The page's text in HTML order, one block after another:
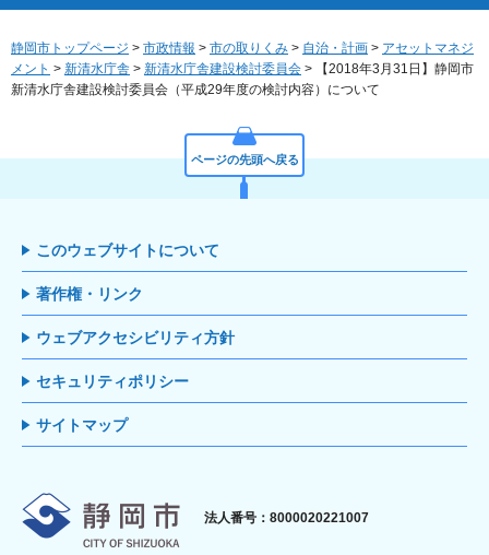
静岡市トップページ > 市政情報 > 市の取りくみ > 自治・計画 > アセットマネジ
メント > 新清水庁舎 > 新清水庁舎建設検討委員会 > 【2018年3月31日】静岡市
新清水庁舎建設検討委員会（平成29年度の検討内容）について
ページの先頭へ戻る
このウェブサイトについて
著作権・リンク
ウェブアクセシビリティ方針
セキュリティポリシー
サイトマップ
静岡市
法人番号：8000020221007